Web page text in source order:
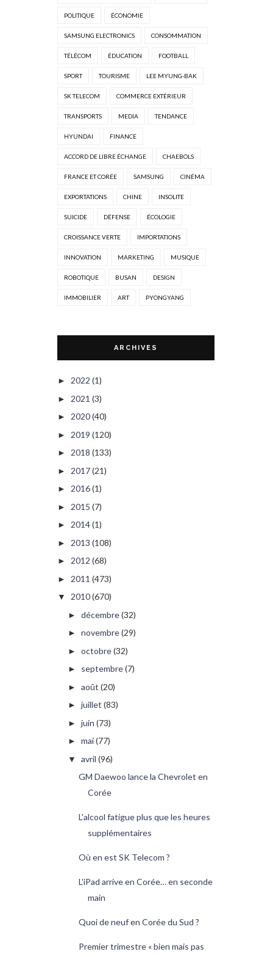
POLITIQUE ÉCONOMIE
SAMSUNG ELECTRONICS CONSOMMATION
TÉLÉCOM ÉDUCATION FOOTBALL
SPORT TOURISME LEE MYUNG-BAK
SK TELECOM COMMERCE EXTÉRIEUR
TRANSPORTS MEDIA TENDANCE
HYUNDAI FINANCE
ACCORD DE LIBRE ÉCHANGE CHAEBOLS
FRANCE ET CORÉE SAMSUNG CINÉMA
EXPORTATIONS CHINE INSOLITE
SUICIDE DÉFENSE ÉCOLOGIE
CROISSANCE VERTE IMPORTATIONS
INNOVATION MARKETING MUSIQUE
ROBOTIQUE BUSAN DESIGN
IMMOBILIER ART PYONGYANG
ARCHIVES
► 2022 (1)
► 2021 (3)
► 2020(40)
► 2019 (120)
► 2018 (133)
► 2017(21)
► 2016(1)
► 2015 (7)
► 2014(1)
► 2013 (108)
► 2012 (68)
► 2011 (473)
▼ 2010(670)
► décembre(32)
► novembre(29)
► octobre(32)
► septembre(7)
► août (20)
► juillet (83)
► juin (73)
► mai(77)
▼ avril (96)
GM Daewoo lance la Chevrolet en
Corée
L'alcool fatigue plus que les heures
supplémentaires
Où en est SK Telecom ?
L'iPad arrive en Corée… en seconde
main
Quoi de neuf en Corée du Sud ?
Premier trimestre « bien mais pas